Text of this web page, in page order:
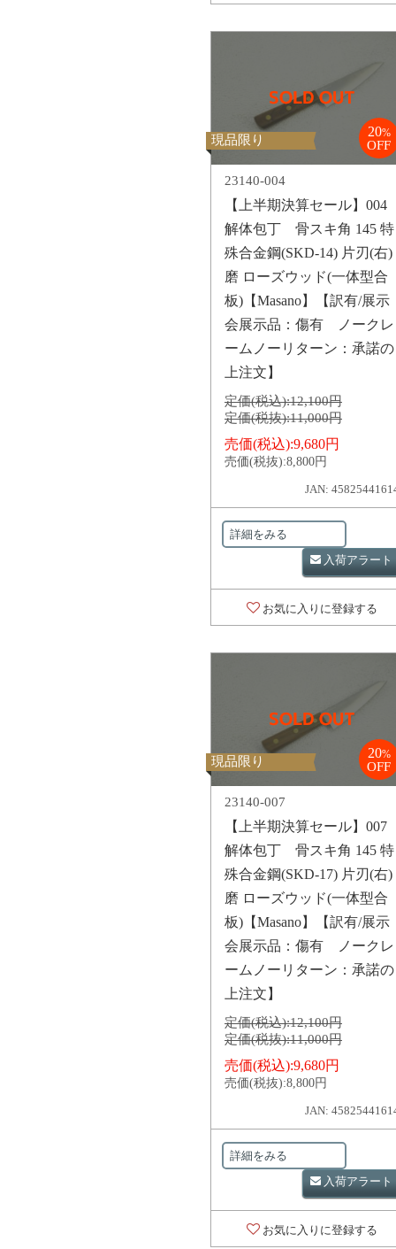
現品限り
20%
OFF
23140-004
【上半期決算セール】004
解体包丁 骨スキ角 145 特
殊合金鋼(SKD-14) 片刃(右)
磨 ローズウッド(一体型合
板)【Masano】【訳有/展示
会展示品：傷有 ノークレ
ームノーリターン：承諾の
上注文】
定価(税込):12,100円
定価(税抜):11,000円
売価(税込):9,680円
売価(税抜):8,800円
JAN:
詳細をみる
入荷アラート
お気に入りに登録する
現品限り
20%
OFF
23140-007
【上半期決算セール】007
解体包丁 骨スキ角 145 特
殊合金鋼(SKD-17) 片刃(右)
磨 ローズウッド(一体型合
板)【Masano】【訳有/展示
会展示品：傷有 ノークレ
ームノーリターン：承諾の
上注文】
定価(税込):12,100円
定価(税抜):11,000円
売価(税込):9,680円
売価(税抜):8,800円
JAN:
詳細をみる
入荷アラート
お気に入りに登録する